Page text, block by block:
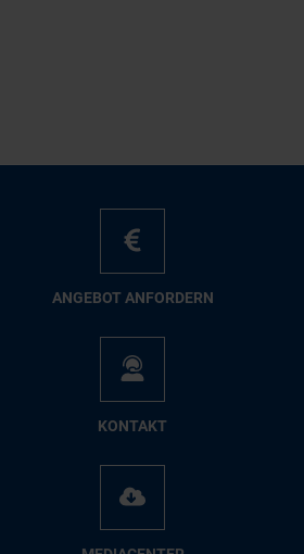
AN­GE­BOT AN­FOR­DERN
KON­TAKT